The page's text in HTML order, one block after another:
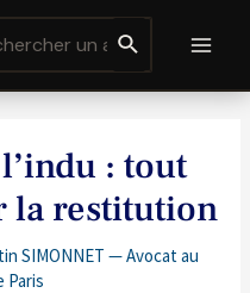
: tout
la restitution
SIMONNET — Avocat au
Paris